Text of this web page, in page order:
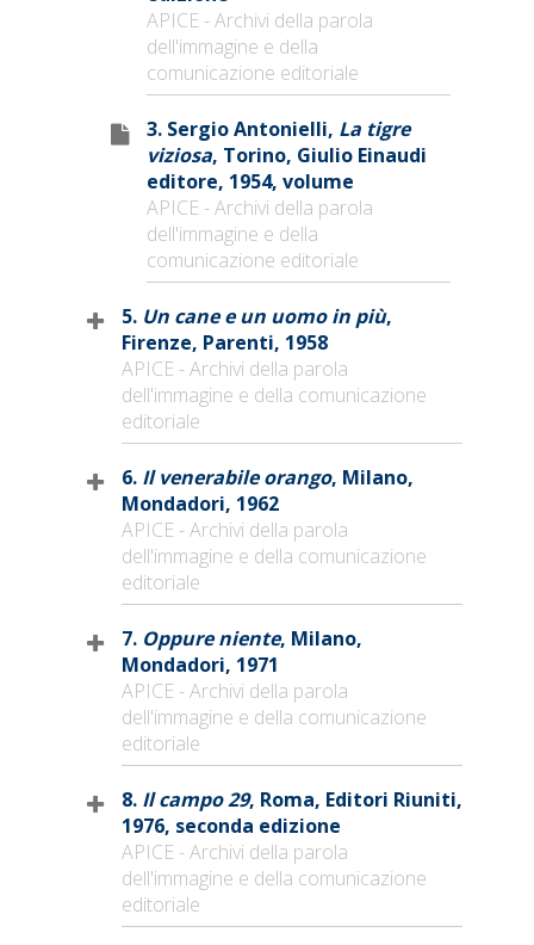
APICE - Archivi della parola
dell'immagine e della
comunicazione editoriale
3. Sergio Antonielli, La tigre
viziosa, Torino, Giulio Einaudi
editore, 1954, volume
APICE - Archivi della parola
dell'immagine e della
comunicazione editoriale
5. Un cane e un uomo in più,
Firenze, Parenti, 1958
APICE - Archivi della parola
dell'immagine e della comunicazione
editoriale
6. Il venerabile orango, Milano,
Mondadori, 1962
APICE - Archivi della parola
dell'immagine e della comunicazione
editoriale
7. Oppure niente, Milano,
Mondadori, 1971
APICE - Archivi della parola
dell'immagine e della comunicazione
editoriale
8. Il campo 29, Roma, Editori Riuniti,
1976, seconda edizione
APICE - Archivi della parola
dell'immagine e della comunicazione
editoriale